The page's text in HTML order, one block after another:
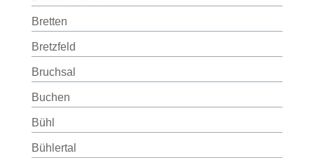
Bretten
Bretzfeld
Bruchsal
Buchen
Bühl
Bühlertal